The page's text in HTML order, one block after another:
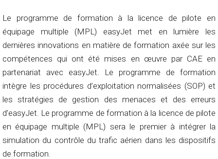
Le programme de formation à la licence de pilote en
équipage multiple (MPL) easyJet met en lumière les
dernières innovations en matière de formation axée sur les
compétences qui ont été mises en œuvre par CAE en
partenariat avec easyJet. Le programme de formation
intègre les procédures d’exploitation normalisées (SOP) et
les stratégies de gestion des menaces et des erreurs
d’easyJet. Le programme de formation à la licence de pilote
en équipage multiple (MPL) sera le premier à intégrer la
simulation du contrôle du trafic aérien dans les dispositifs
de formation.